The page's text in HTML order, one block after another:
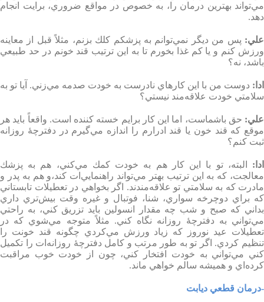
مي‌تواند بهترين درمان را،‌ به خصوص در مواقع ضروري، برايت انجام
دهد.
علي: پس من ديگر نمي‌توانم به پزشكم كلك بزنم،‌ مثلاً قبل از معاينه
ورزش كنم و يا كم غذا بخورم تا به اين ترتيب قند خونم در حد طبيعي
باشد، نه؟
ادا : دوست من با اين كارهاي نادرست به خودت صدمه مي‌زني. آيا تو به
سلامتي خودت علاقه‌مند نيستي؟
علي: حق باشماست، اما اين كار برايم خسته كننده است. واقعاً بايد هر
موقع كه قند خون يا قند ادرارم را اندازه مي‌گيرم در دفترچۀ روزانه
ثبت كنم؟
ادا :
البته،‌ تو با اين كار هم به خودت كمك مي‌كني، هم به پزشك
معالجت، كه به اين ترتيب بهتر مي‌تواند راهنمايي‌ات كند،‌و هم به پدر و
مادرت كه به سلامتي تو علاقه‌مندند. اگر بخواهي در تعطيلات تابستاني
كه براي دوچرخه سواري، شنا، فوتبال و غيره وقت بيش‌تري داري
بداني كه صبح و شب چه مقدار انسولين بايد تزريق كني، به راحتي
مي‌تواني به دفترچۀ روزانه نگاه كني. مثلاً متوجه مي‌شوي كه در
تعطيلات عيد نوروز كه زياد ورزش مي‌كردي چگونه قند خونت را
تنظيم كردي. اگر تو به طور مرتب و كامل دفترچۀ روزانه‌ات را تكميل
كني مي‌تواني به خودت افتخار كني،‌ چون از خودت خوب مراقبت
كرده‌اي و هميشه سالم خواهي ماند.
-درمان قطعي ديابت